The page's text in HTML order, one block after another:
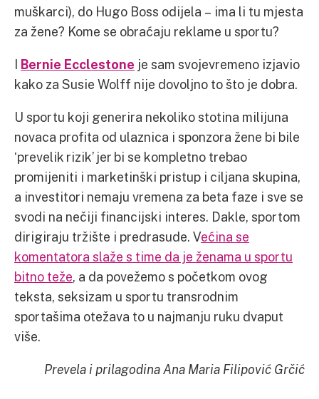
muškarci), do Hugo Boss odijela – ima li tu mjesta
za žene? Kome se obraćaju reklame u sportu?
I Bernie Ecclestone je sam svojevremeno izjavio
kako za Susie Wolff nije dovoljno to što je dobra.
U sportu koji generira nekoliko stotina milijuna
novaca profita od ulaznica i sponzora žene bi bile
‘prevelik rizik’ jer bi se kompletno trebao
promijeniti i marketinški pristup i ciljana skupina,
a investitori nemaju vremena za beta faze i sve se
svodi na nečiji financijski interes. Dakle, sportom
dirigiraju tržište i predrasude. Većina se
komentatora slaže s time da je ženama u sportu
bitno teže, a da povežemo s početkom ovog
teksta, seksizam u sportu transrodnim
sportašima otežava to u najmanju ruku dvaput
više.
Prevela i prilagodina Ana Maria Filipović Grčić